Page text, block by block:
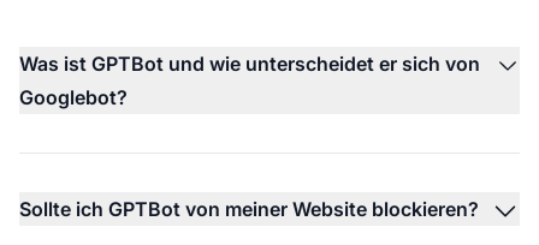
Was ist GPTBot und wie unterscheidet er sich von
Googlebot?
Sollte ich GPTBot von meiner Website blockieren?